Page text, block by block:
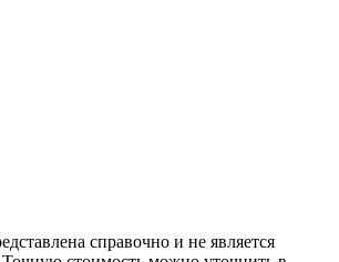
справочно и не является